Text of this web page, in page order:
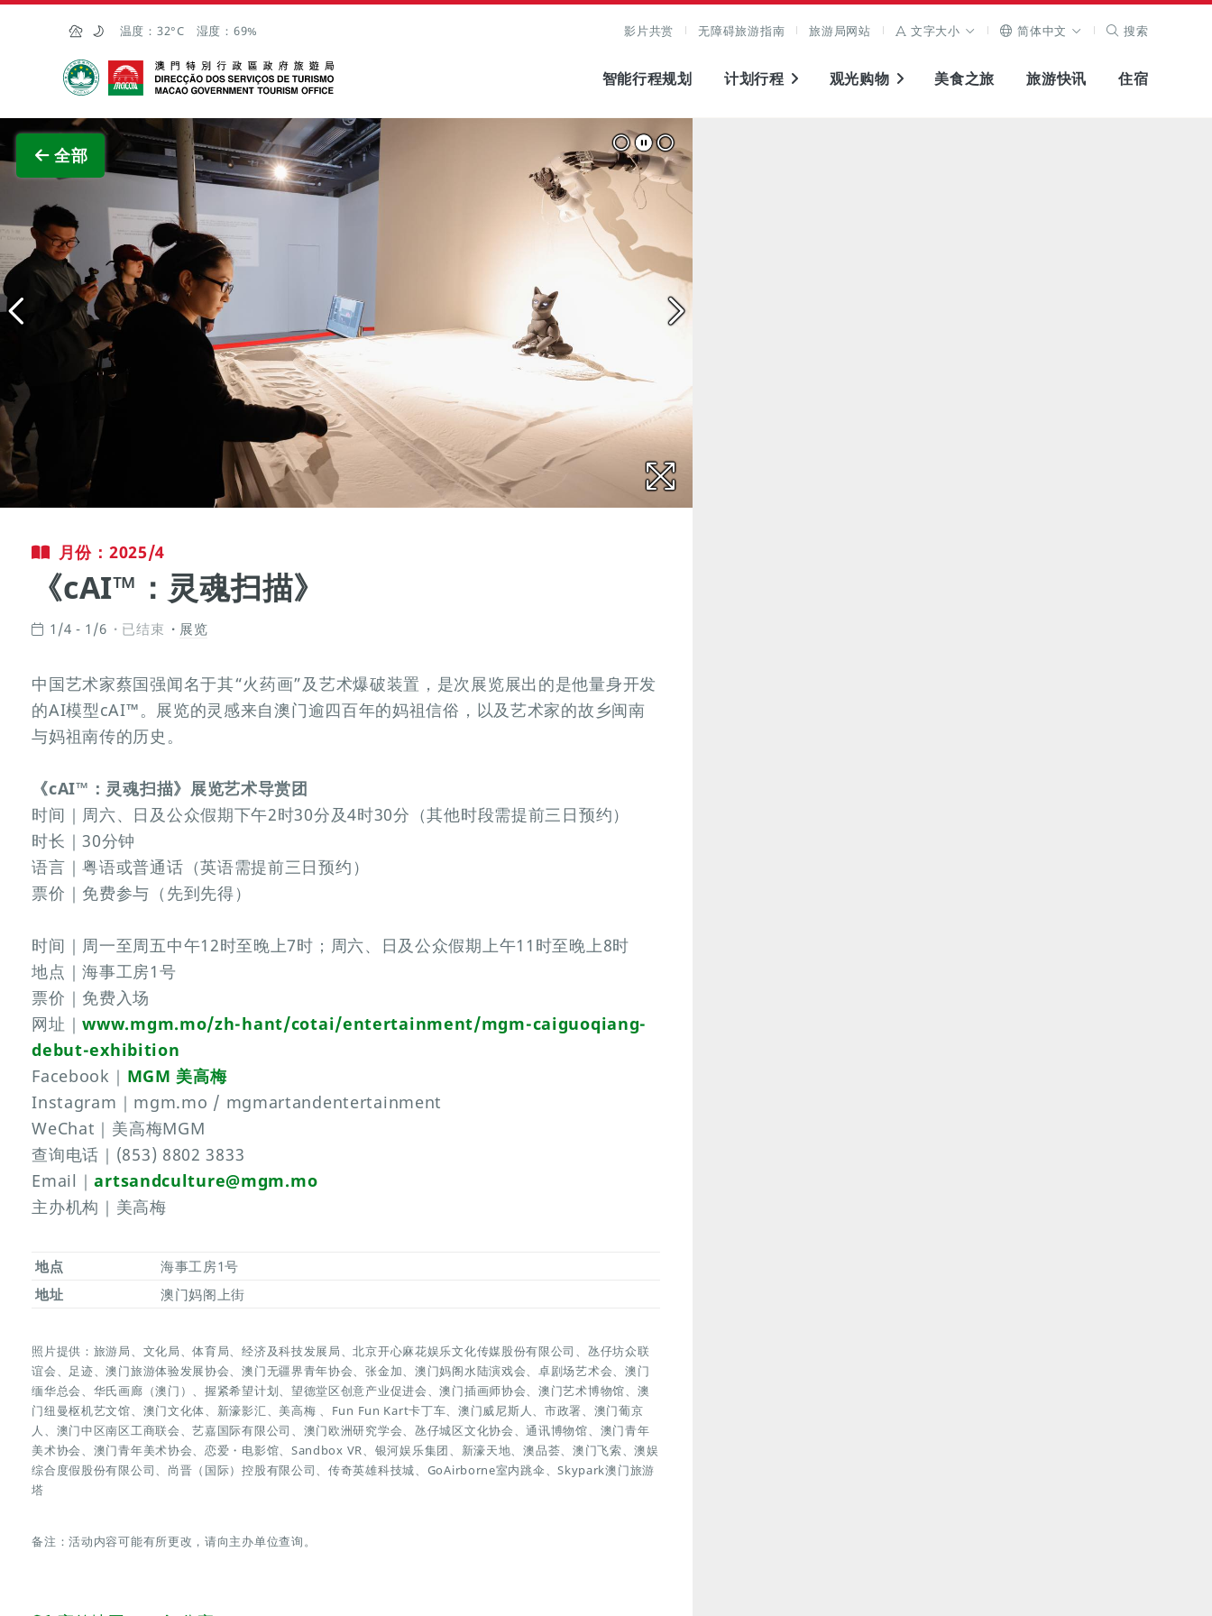
跳至主内容
温度： 32°C 湿度： 69% 影片共赏 无障碍旅游指南 旅游局网站 文字大小 简体中文 搜索
澳门特别行政区政府旅游局
智能行程规划 计划行程 观光购物 美食之旅 旅游快讯 住宿
全部
查看原图
月份：2025/4
《cAI™：灵魂扫描》
1/4 - 1/6 已结束 展览
中国艺术家蔡国强闻名于其“火药画”及艺术爆破装置，是次展览展出的是他量身开发
的AI模型cAI™。展览的灵感来自澳门逾四百年的妈祖信俗，以及艺术家的故乡闽南
与妈祖南传的历史。
《cAI™：灵魂扫描》展览艺术导赏团
时间｜周六、日及公众假期下午2时30分及4时30分（其他时段需提前三日预约）
时长｜30分钟
语言｜粤语或普通话（英语需提前三日预约）
票价｜免费参与（先到先得）
时间｜周一至周五中午12时至晚上7时；周六、日及公众假期上午11时至晚上8时
地点｜海事工房1号
票价｜免费入场
网址｜www.mgm.mo/zh-hant/cotai/entertainment/mgm-caiguoqiang-
debut-exhibition
Facebook｜ MGM 美高梅
Instagram｜mgm.mo / mgmartandentertainment
WeChat｜美高梅MGM
查询电话｜(853) 8802 3833
Email｜artsandculture@mgm.mo
主办机构｜美高梅
地点
海事工房1号
地址
澳门妈阁上街
照片提供：旅游局、文化局、体育局、经济及科技发展局、北京开心麻花娱乐文化传媒股份有限公司、氹仔坊众联
谊会、足迹、澳门旅游体验发展协会、澳门无疆界青年协会、张金加、澳门妈阁水陆演戏会、卓剧场艺术会、澳门
缅华总会、华氏画廊（澳门）、握紧希望计划、望德堂区创意产业促进会、澳门插画师协会、澳门艺术博物馆、澳
门纽曼枢机艺文馆、澳门文化体、新濠影汇、美高梅 、Fun Fun Kart卡丁车、澳门威尼斯人、市政署、澳门葡京
人、澳门中区南区工商联会、艺嘉国际有限公司、澳门欧洲研究学会、氹仔城区文化协会、通讯博物馆、澳门青年
美术协会、澳门青年美术协会、恋爱・电影馆、Sandbox VR、银河娱乐集团、新濠天地、澳品荟、澳门飞索、澳娱
综合度假股份有限公司、尚晋（国际）控股有限公司、传奇英雄科技城、GoAirborne室内跳伞、Skypark澳门旅游
塔
备注：活动内容可能有所更改，请向主办单位查询。